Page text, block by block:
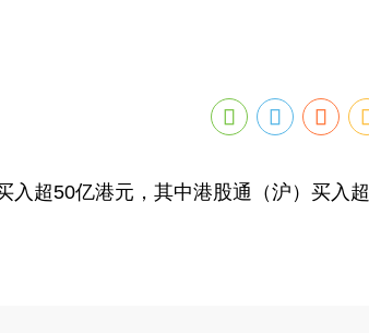
超50亿港元，其中港股通（沪）买入超